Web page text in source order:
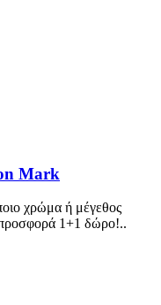
Mark
χρώμα ή μέγεθος
προσφορά 1+1 δώρο!..